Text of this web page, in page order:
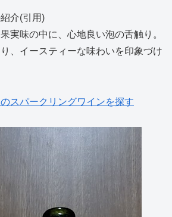
介(引用)
実味の中に、心地良い泡の舌触り。
、イースティーな味わいを印象づけ
スパークリングワインを探す